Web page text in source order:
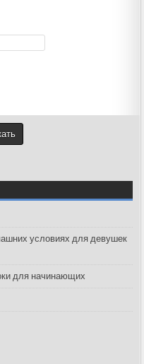
условиях для девушек
для начинающих